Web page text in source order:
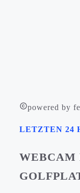
powered by
LETZTEN 24
WEBCAM